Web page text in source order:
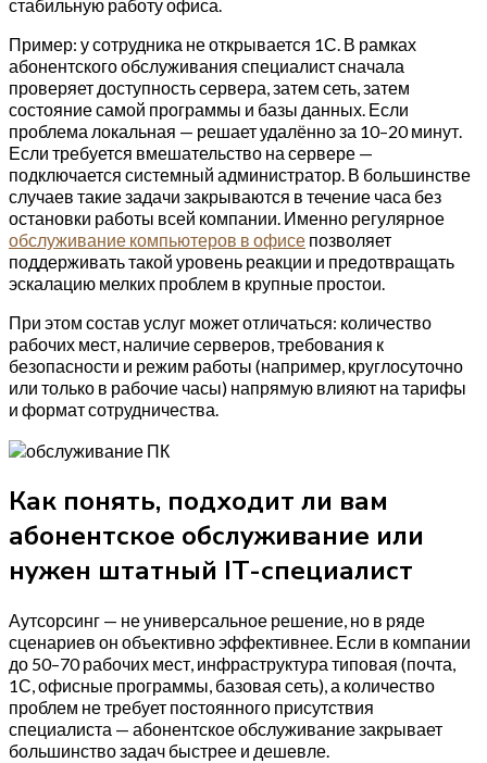
стабильную работу офиса.
Пример: у сотрудника не открывается 1С. В рамках
абонентского обслуживания специалист сначала
проверяет доступность сервера, затем сеть, затем
состояние самой программы и базы данных. Если
проблема локальная — решает удалённо за 10–20 минут.
Если требуется вмешательство на сервере —
подключается системный администратор. В большинстве
случаев такие задачи закрываются в течение часа без
остановки работы всей компании. Именно регулярное
обслуживание компьютеров в офисе позволяет
поддерживать такой уровень реакции и предотвращать
эскалацию мелких проблем в крупные простои.
При этом состав услуг может отличаться: количество
рабочих мест, наличие серверов, требования к
безопасности и режим работы (например, круглосуточно
или только в рабочие часы) напрямую влияют на тарифы
и формат сотрудничества.
Как понять, подходит ли вам
абонентское обслуживание или
нужен штатный IT-специалист
Аутсорсинг — не универсальное решение, но в ряде
сценариев он объективно эффективнее. Если в компании
до 50–70 рабочих мест, инфраструктура типовая (почта,
1С, офисные программы, базовая сеть), а количество
проблем не требует постоянного присутствия
специалиста — абонентское обслуживание закрывает
большинство задач быстрее и дешевле.